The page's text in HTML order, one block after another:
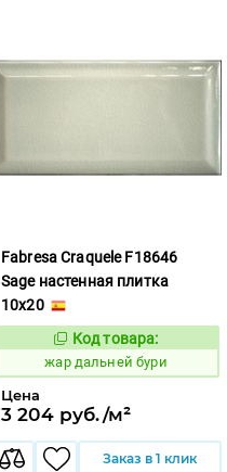
Fabresa Craquele F18646
Sage настенная плитка
10x20
362380
Код товара:
жар дальней бури
Цена
3 204 руб./м²
Заказ в 1 клик